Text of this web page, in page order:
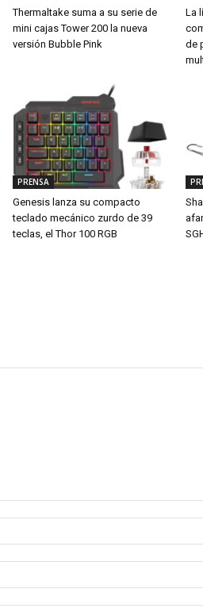
Thermaltake suma a su serie de
mini cajas Tower 200 la nueva
versión Bubble Pink
La
de
PRENSA
Genesis lanza su compacto
teclado mecánico zurdo de 39
teclas, el Thor 100 RGB